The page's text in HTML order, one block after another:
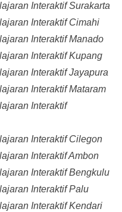
Interaktif Surakarta
Interaktif Cimahi
Interaktif Manado
Interaktif Kupang
Interaktif Jayapura
Interaktif Mataram
Interaktif
Interaktif Cilegon
Interaktif Ambon
Interaktif Bengkulu
Interaktif Palu
Interaktif Kendari